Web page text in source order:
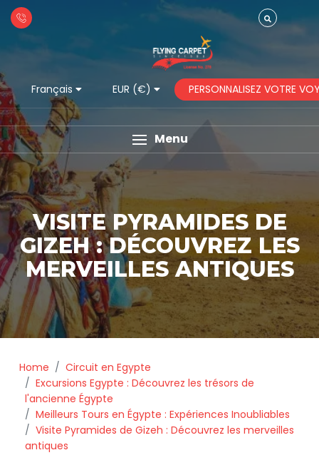
Français EUR (€) PERSONNALISEZ VOTRE
Menu
VISITE PYRAMIDES DE
GIZEH : DÉCOUVREZ LES
MERVEILLES ANTIQUES
Home
Circuit en Egypte
Excursions Egypte : Découvrez les trésors de
l'ancienne Égypte
Meilleurs Tours en Égypte : Expériences Inoubliables
Visite Pyramides de Gizeh : Découvrez les merveilles
antiques